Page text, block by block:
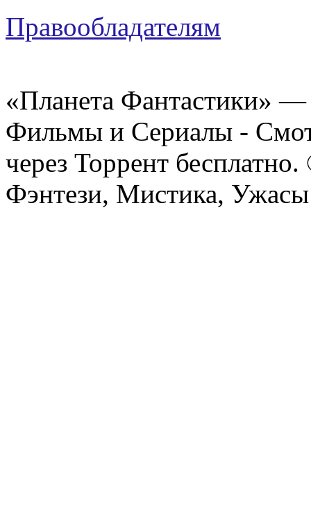
Правообладателям
«Планета Фантастики»
Фильмы и Сериалы -
через Торрент
Фэнтези, Мистика,